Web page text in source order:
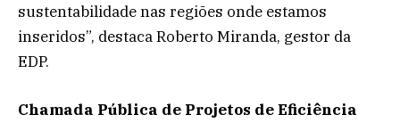
sustentabilidade nas regiões onde estamos
inseridos”, destaca Roberto Miranda, gestor da
EDP.
Chamada Pública de Projetos de Eficiência